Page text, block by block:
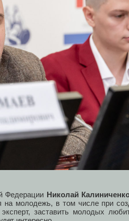
Федерации Николай
на молодежь, в том числе при
заставить молодых